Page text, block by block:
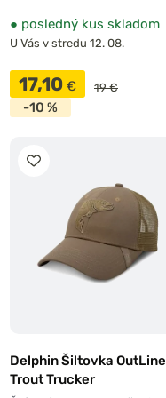
● posledný kus skladom
U Vás v stredu 12. 08.
17,10 € 19 €
-10 %
Delphin Šiltovka OutLine
Trout Trucker